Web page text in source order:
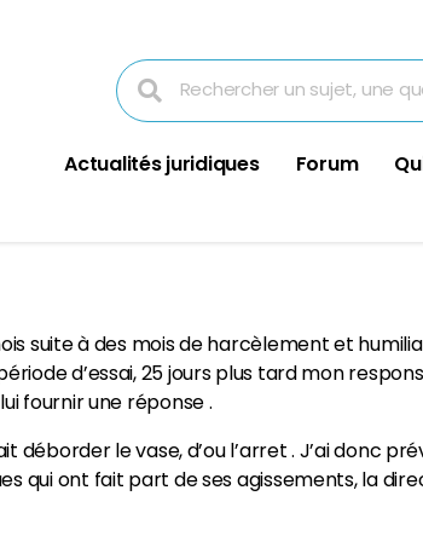
Actualités juridiques Forum
suite à des mois de harcèlement et
d’essai, 25 jours plus tard mon
fournir une réponse .
déborder le vase, d’ou l’arret . J’ai donc
qui ont fait part de ses agissements, la